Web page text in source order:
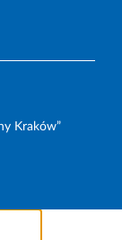
Kraków”